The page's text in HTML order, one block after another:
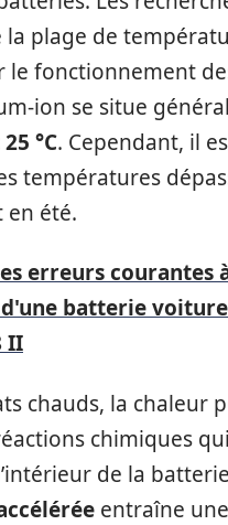
plage de
le fonctionnement
ion se situe
°C. Cependant, il
températures
en été.
erreurs courantes
batterie
II
chauds, la chaleur
chimiques
de la
entraîne